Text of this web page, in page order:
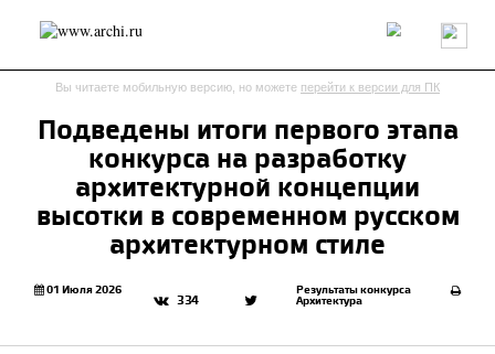
Россия Мир Технологии Интерьер Пресса
Архитекторы
Анонсы конкурсов
Журнал
Интервью Исследование
Мнение
Обзор
Объект
Результаты конкурса
Рецензия Архитектура
Выставка
Дизайн
Интерьер
Эко
Вы читаете мобильную версию, но можете перейти к версии для ПК
Подведены итоги первого этапа
конкурса на разработку
архитектурной концепции
высотки в современном русском
архитектурном стиле
01 Июля 2026
334
Результаты конкурса
Архитектура